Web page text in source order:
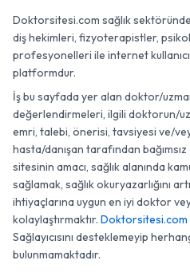
Doktorsitesi.com sağlık
diş hekimleri, fizyoterapistler,
profesyonelleri ile internet
platformdur.
İş bu sayfada yer alan doktor/
değerlendirmeleri, ilgili doktorun/
emri, talebi, önerisi, tavsiyesi ve/
hasta/danışan tarafından
sitesinin amacı, sağlık alanında
sağlamak, sağlık okuryazarlığını
ihtiyaçlarına uygun en iyi doktor
kolaylaştırmaktır. Doktorsitesi.com
Sağlayıcısını desteklemeyip
bulunmamaktadır.